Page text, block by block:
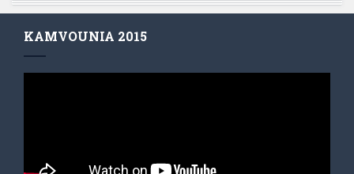
KAMVOUNIA 2015